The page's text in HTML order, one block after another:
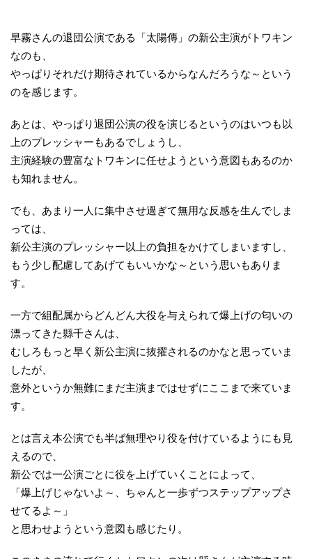
早霧さんの退団公演である「太陽傳」の新公主演がトワキン
なのも、
やっぱりそれだけ期待されているからなんだろうな～という
のを感じます。
あとは、やっぱり退団公演の役を演じるというのはいつも以
上のプレッシャーもあるでしょうし、
主演経験の豊富なトワキンに任せようという意図もあるのか
も知れません。
でも、あまり一人に集中させ過ぎて無用な反感を生んでしま
っては、
新公主演のプレッシャー以上の負担をかけてしまいますし、
もう少し配慮してあげてもいいかな～という思いもありま
す。
一方で組配属からどんどん大役を与えられて爆上げの匂いの
漂ってきた縣千さんは、
むしろもっと早く新公主演に抜擢されるのかなと思っていま
したが、
意外というか無難にまだ主演まではせずにここまで来ていま
す。
とは言え本公演でも半ば無理やり役を付けているようにも見
えるので、
新公では一公演ごとに役を上げていくことによって、
「爆上げじゃないよ～、ちゃんと一歩ずつステップアップさ
せてるよ～」
と思わせようという意図も感じたり。